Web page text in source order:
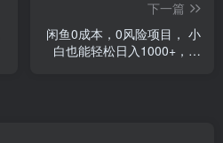
下一篇
闲鱼0成本，0风险项目， 小
白也能轻松日入1000+，简